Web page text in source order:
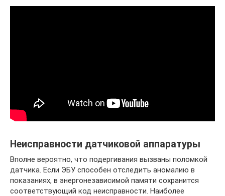
Неисправности датчиковой аппаратуры
Вполне вероятно, что подергивания вызваны поломкой
датчика. Если ЭБУ способен отследить аномалию в
показаниях, в энергонезависимой памяти сохранится
соответствующий код неисправности. Наиболее